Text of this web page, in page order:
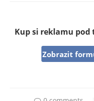
Kup si reklamu pod
Zobrazit